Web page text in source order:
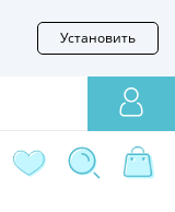
Установить